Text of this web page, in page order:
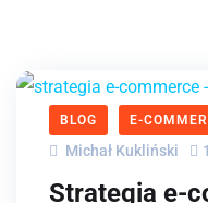
BLOG E-
Michał Kukliński
Strategia e-